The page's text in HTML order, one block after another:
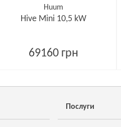
Huum
Hive Mini 10,5 kW
69160 грн
Послуги